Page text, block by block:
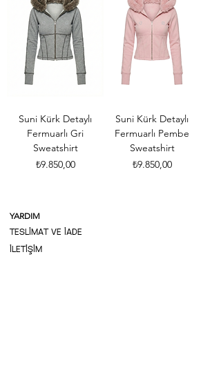
Suni Kürk Detaylı
Fermuarlı Gri
Sweatshirt
Fiyat
₺9.850,00
Suni Kürk Detaylı
Fermuarlı Pembe
Sweatshirt
Fiyat
₺9.850,00
YARDIM
TESLİMAT VE İADE
İLETİŞİM